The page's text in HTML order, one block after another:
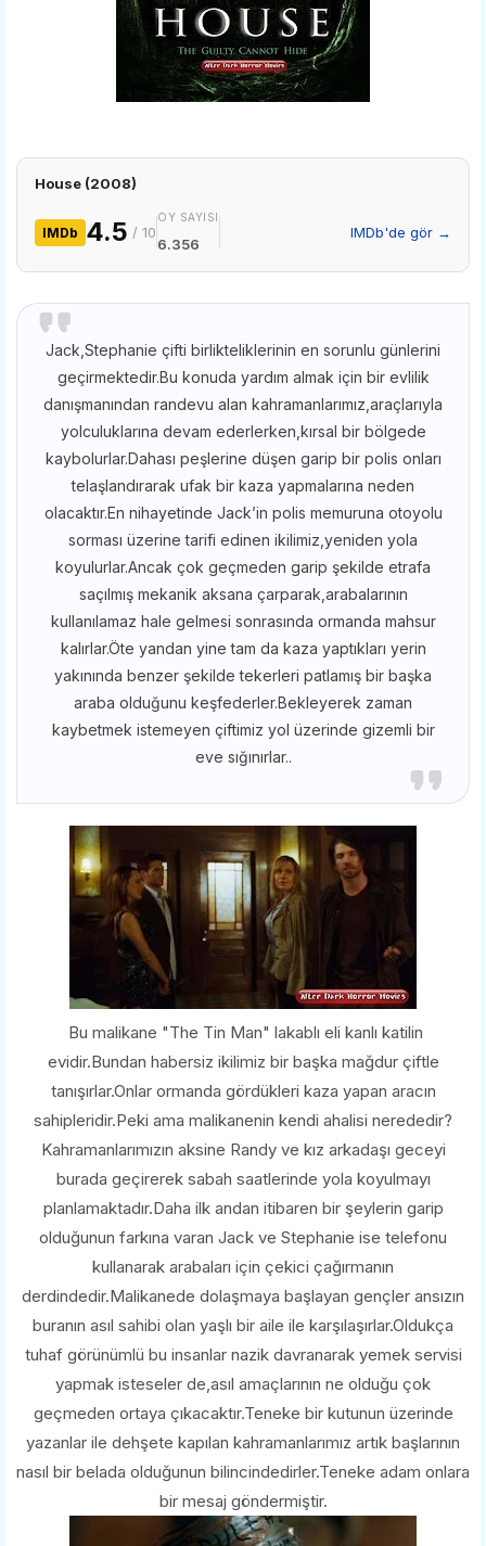
House (2008)
IMDb 4.5 / 10
OY SAYISI
6.356
IMDb'de gör →
Jack,Stephanie çifti birlikteliklerinin en sorunlu günlerini
geçirmektedir.Bu konuda yardım almak için bir evlilik
danışmanından randevu alan kahramanlarımız,araçlarıyla
yolculuklarına devam ederlerken,kırsal bir bölgede
kaybolurlar.Dahası peşlerine düşen garip bir polis onları
telaşlandırarak ufak bir kaza yapmalarına neden
olacaktır.En nihayetinde Jack’in polis memuruna otoyolu
sorması üzerine tarifi edinen ikilimiz,yeniden yola
koyulurlar.Ancak çok geçmeden garip şekilde etrafa
saçılmış mekanik aksana çarparak,arabalarının
kullanılamaz hale gelmesi sonrasında ormanda mahsur
kalırlar.Öte yandan yine tam da kaza yaptıkları yerin
yakınında benzer şekilde tekerleri patlamış bir başka
araba olduğunu keşfederler.Bekleyerek zaman
kaybetmek istemeyen çiftimiz yol üzerinde gizemli bir
eve sığınırlar..
Bu malikane "The Tin Man" lakablı eli kanlı katilin
evidir.Bundan habersiz ikilimiz bir başka mağdur çiftle
tanışırlar.Onlar ormanda gördükleri kaza yapan aracın
sahipleridir.Peki ama malikanenin kendi ahalisi nerededir?
Kahramanlarımızın aksine Randy ve kız arkadaşı geceyi
burada geçirerek sabah saatlerinde yola koyulmayı
planlamaktadır.Daha ilk andan itibaren bir şeylerin garip
olduğunun farkına varan Jack ve Stephanie ise telefonu
kullanarak arabaları için çekici çağırmanın
derdindedir.Malikanede dolaşmaya başlayan gençler ansızın
buranın asıl sahibi olan yaşlı bir aile ile karşılaşırlar.Oldukça
tuhaf görünümlü bu insanlar nazik davranarak yemek servisi
yapmak isteseler de,asıl amaçlarının ne olduğu çok
geçmeden ortaya çıkacaktır.Teneke bir kutunun üzerinde
yazanlar ile dehşete kapılan kahramanlarımız artık başlarının
nasıl bir belada olduğunun bilincindedirler.Teneke adam onlara
bir mesaj göndermiştir.